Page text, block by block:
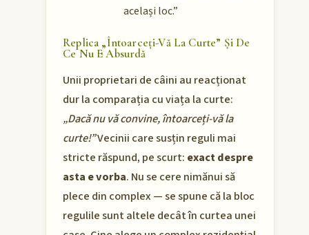
același loc.”
Replica „întoarceți-Vă La Curte” Și De
Ce Nu E Absurdă
Unii proprietari de câini au reacționat
dur la comparația cu viața la curte:
„Dacă nu vă convine, întoarceți-vă la
curte!”Vecinii care susțin reguli mai
stricte răspund, pe scurt: exact despre
asta e vorba. Nu se cere nimănui să
plece din complex — se spune că la bloc
regulile sunt altele decât în curtea unei